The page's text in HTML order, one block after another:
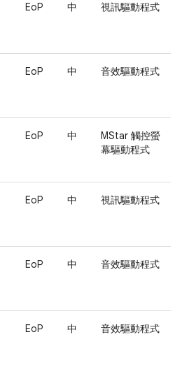
EoP 中 視訊驅動程式
EoP 中 音效驅動程式
EoP 中
MStar 觸控螢
幕驅動程式
EoP 中 視訊驅動程式
EoP 中 音效驅動程式
EoP 中 音效驅動程式